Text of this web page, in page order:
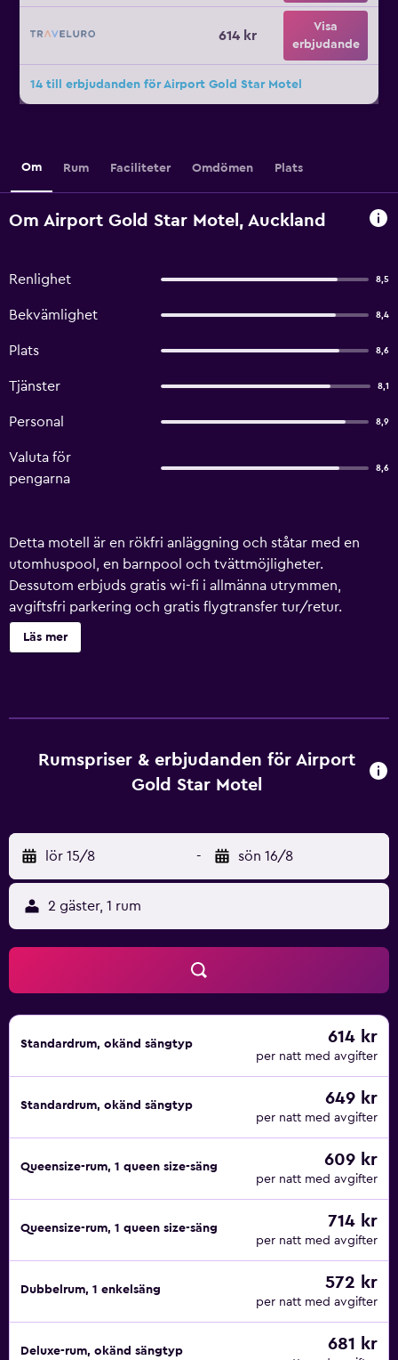
614 kr
Visa
erbjudande
14 till erbjudanden för Airport Gold Star Motel
Om Rum Faciliteter Omdömen Plats
Om Airport Gold Star Motel, Auckland
Renlighet 8,5
Bekvämlighet 8,4
Plats 8,6
Tjänster 8,1
Personal 8,9
Valuta för
pengarna
8,6
Detta motell är en rökfri anläggning och ståtar med en
utomhuspool, en barnpool och tvättmöjligheter.
Dessutom erbjuds gratis wi-fi i allmänna utrymmen,
avgiftsfri parkering och gratis flygtransfer tur/retur.
Dessutom erbjuds dygnet runt-öppen reception, hjälp
med bokning av biljetter och guidade turer och en
spishäll, mikrovågsugn och grytor/köksredskap.
Badrummen har dusch. Detta motell i Auckland erbjuder
utomhuspool och barnpool finns på området.
Fritidsaktiviteterna nedan finns antingen tillgängliga på
plats eller i närheten. Avgifter kan tillkomma.
Läs mer
Rumspriser & erbjudanden för Airport
Gold Star Motel
lör 15/8 - sön 16/8
2 gäster, 1 rum
Standardrum, okänd sängtyp 614 kr
per natt med avgifter
Standardrum, okänd sängtyp 649 kr
per natt med avgifter
Queensize-rum, 1 queen size-säng 609 kr
per natt med avgifter
Queensize-rum, 1 queen size-säng 714 kr
per natt med avgifter
Dubbelrum, 1 enkelsäng 572 kr
per natt med avgifter
Deluxe-rum, okänd sängtyp 681 kr